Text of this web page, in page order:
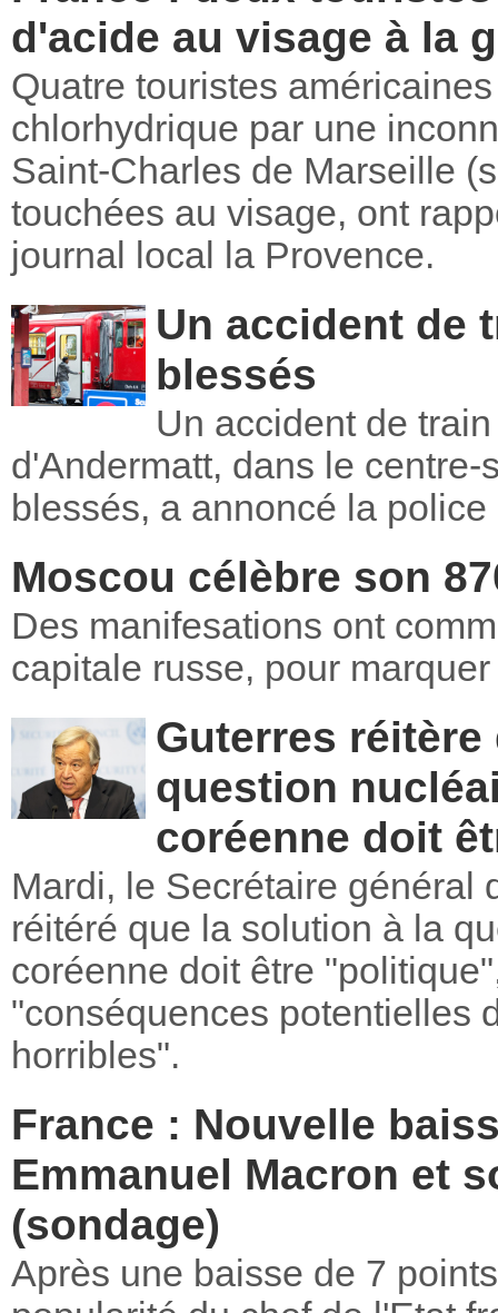
d'acide au visage à la
Quatre touristes
chlorhydrique par une
Saint-Charles de Marseille
touchées au visage, ont
journal local la Provence.
Un accident de
blessés
Un accident de
d'Andermatt, dans le
blessés, a annoncé la
Moscou célèbre son
Des manifesations ont
capitale russe, pour
Guterres
question
coréenne doit
Mardi, le Secrétaire général
réitéré que la solution à la
coréenne doit être
"conséquences potentielles
horribles".
France : Nouvelle
Emmanuel Macron et
(sondage)
Après une baisse de 7